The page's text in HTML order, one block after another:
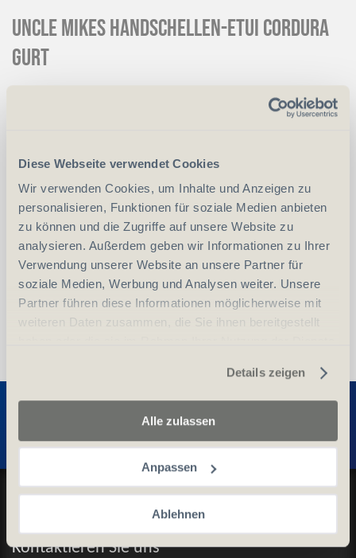
Diese Webseite verwendet Cookies
Wir verwenden Cookies, um Inhalte und Anzeigen zu
personalisieren, Funktionen für soziale Medien anbieten
zu können und die Zugriffe auf unsere Website zu
analysieren. Außerdem geben wir Informationen zu Ihrer
Verwendung unserer Website an unsere Partner für
soziale Medien, Werbung und Analysen weiter. Unsere
Partner führen diese Informationen möglicherweise mit
weiteren Daten zusammen, die Sie ihnen bereitgestellt
Details zeigen
Alle zulassen
Anpassen
Ablehnen
UNCLE MIKES Handschellen-Etui Cordura
Gurt
Art.
vergleichen
Anzahl Stück -
In den Warenkorb
Entdecken Sie weitere Produkte
Datenschutz und Cookie-Richtlinien
Allgemeine Geschäftsbedingungen
Kontaktieren Sie uns